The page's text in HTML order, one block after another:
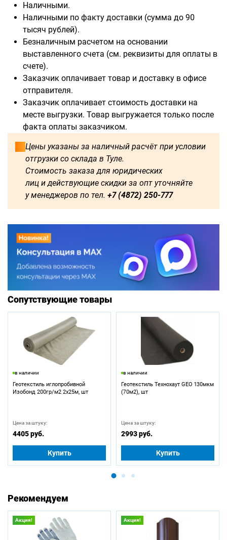
Наличными.
Наличными по факту доставки (сумма до 90
тысяч рублей).
Безналичным расчетом на основании
выставленного счета (см. реквизиты для оплаты в
счете).
Заказчик оплачивает товар и доставку в офисе
отправителя.
Заказчик оплачивает стоимость доставки на
месте выгрузки. Товар выгружается только после
факта оплаты заказчиком.
Цены указаны за наличный расчёт при условии
отгрузки со склада в Туле.
Стоимость заказа для юридических
лиц и действующие скидки за опт уточняйте
у менеджеров по тел. +7 (4872) 250-777
1750 1800 2000 2250
3000 3250
3500 3750 4000 4250
4500 4750 5000 5250
Сопутствующие товары
в наличии
Геотекстиль иглопробивной
Изобонд 200гр/м2 2х25м, шт
Цена за штуку:
4405 руб.
Купить
в наличии
Геотекстиль Технохаут GEO 130мкм
(70м2), шт
Цена за штуку:
2993 руб.
Купить
Рекомендуем
Акция! Акция!